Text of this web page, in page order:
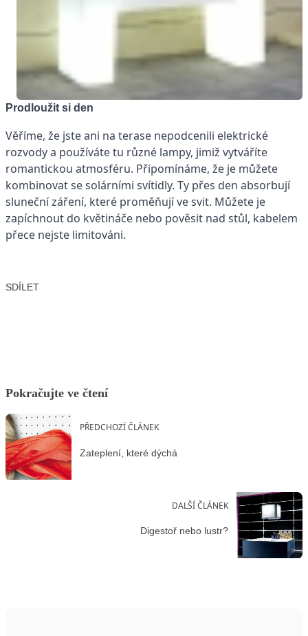
Prodloužit si den
Věříme, že jste ani na terase nepodcenili elektrické
rozvody a používáte tu různé lampy, jimiž vytváříte
romantickou atmosféru. Připomínáme, že je můžete
kombinovat se solárními svítidly. Ty přes den absorbují
sluneční záření, které proměňují ve svit. Můžete je
zapíchnout do květináče nebo pověsit nad stůl, kabelem
přece nejste limitováni.
SDÍLET
Pokračujte ve čtení
PŘEDCHOZÍ ČLÁNEK
Zateplení, které dýchá
DALŠÍ ČLÁNEK
Digestoř nebo lustr?